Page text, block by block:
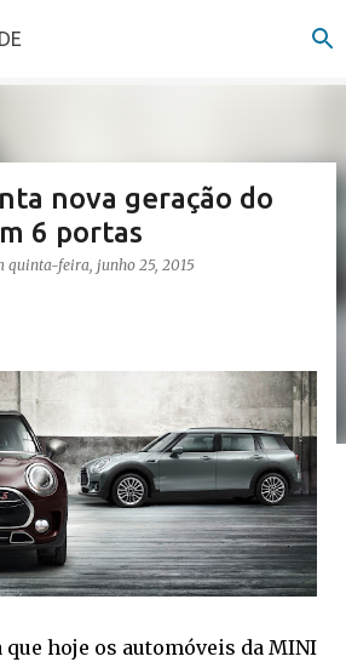
o conteúdo principal
nova geração do
6 portas
quinta-feira, junho 25, 2015
que hoje os automóveis da MINI